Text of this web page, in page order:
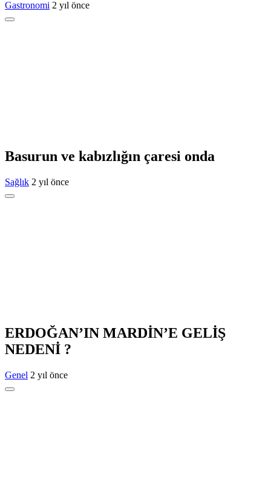
Gastronomi 2 yıl önce
Basurun ve kabızlığın çaresi onda
Sağlık 2 yıl önce
ERDOĞAN’IN MARDİN’E GELİŞ
NEDENİ ?
Genel 2 yıl önce